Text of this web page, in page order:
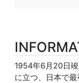
1954年6月20日
に立つ、日本で